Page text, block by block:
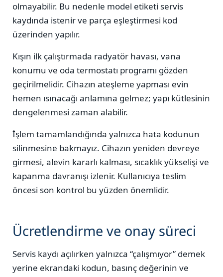
olmayabilir. Bu nedenle model etiketi servis
kaydında istenir ve parça eşleştirmesi kod
üzerinden yapılır.
Kışın ilk çalıştırmada radyatör havası, vana
konumu ve oda termostatı programı gözden
geçirilmelidir. Cihazın ateşleme yapması evin
hemen ısınacağı anlamına gelmez; yapı kütlesinin
dengelenmesi zaman alabilir.
İşlem tamamlandığında yalnızca hata kodunun
silinmesine bakmayız. Cihazın yeniden devreye
girmesi, alevin kararlı kalması, sıcaklık yükselişi ve
kapanma davranışı izlenir. Kullanıcıya teslim
öncesi son kontrol bu yüzden önemlidir.
Ücretlendirme ve onay süreci
Servis kaydı açılırken yalnızca “çalışmıyor” demek
yerine ekrandaki kodun, basınç değerinin ve